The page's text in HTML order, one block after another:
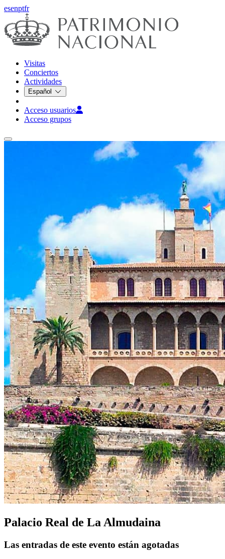
esenptfr
Visitas
Conciertos
Actividades
Español
Acceso usuarios
Acceso grupos
Palacio Real de La Almudaina
Las entradas de este evento están agotadas